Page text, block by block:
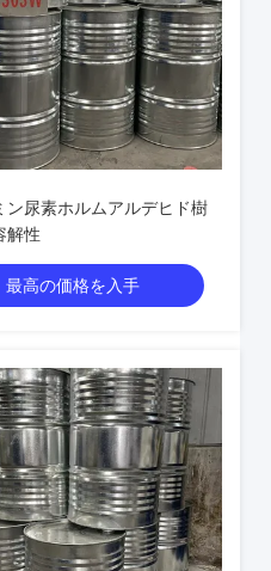
ン尿素ホルムアルデヒド樹
解性
最高の価格を入手